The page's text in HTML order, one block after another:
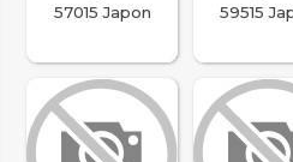
57015 Japon
59515